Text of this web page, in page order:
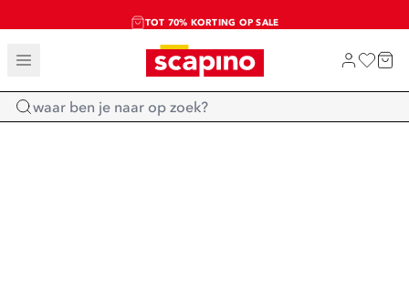
SALE: LAATSTE KANS!
SHOP NIEUW
Home